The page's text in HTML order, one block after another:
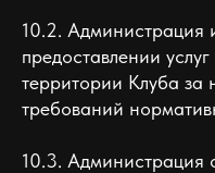
10.2. Администрация
предоставлении
территории Клуба
требований
10.3. Администрация